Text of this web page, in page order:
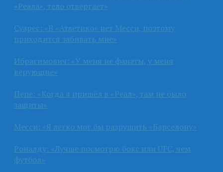
«Реала», тело отвергает»
Суарес: «В «Атлетико» нет Месси, поэтому
приходится забивать мне»
Ибрагимович: «У меня не фанаты, у меня
верующие»
Пепе: «Когда я пришёл в «Реал», там не было
защиты»
Месси: «Я легко мог бы разрушить «Барселону»
Роналду: «Лучше посмотрю бокс или UFC, чем
футбол»